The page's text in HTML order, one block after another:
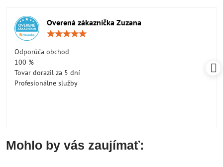
Overená zákazníčka Zuzana
Odporúča obchod
100 %
Tovar dorazil za 5 dní
Profesionálne služby
Mohlo by vás zaujímať: